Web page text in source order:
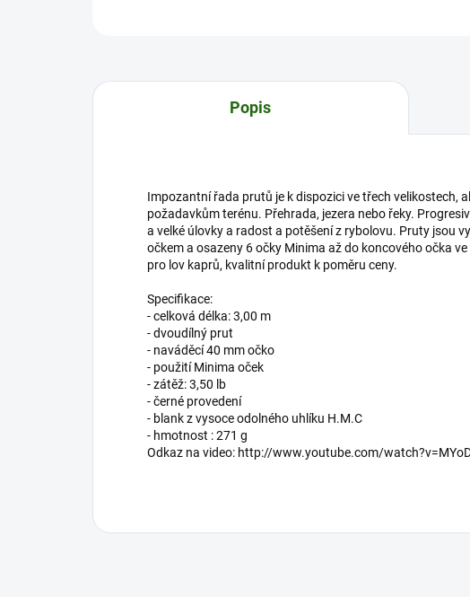
Popis
Impozantní řada prutů je k dispozici ve třech velikostech,
požadavkům terénu. Přehrada, jezera nebo řeky.
a velké úlovky a radost a potěšení z rybolovu. Pruty jsou
očkem a osazeny 6 očky Minima až do koncového očka
pro lov kaprů, kvalitní produkt k poměru ceny.
Specifikace:
- celková délka: 3,00 m
- dvoudílný prut
- naváděcí 40 mm očko
- použití Minima oček
- zátěž: 3,50 lb
- černé provedení
- blank z vysoce odolného uhlíku H.M.C
- hmotnost : 271 g
Odkaz na video: http://www.youtube.com/